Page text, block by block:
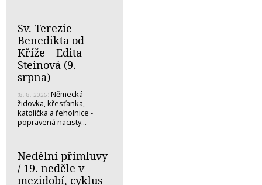
Sv. Terezie
Benedikta od
Kříže – Edita
Steinová (9.
srpna)
(8. 8. 2026) Německá
židovka, křesťanka,
katolička a řeholnice -
popravená nacisty...
Nedělní přímluvy
/ 19. neděle v
mezidobí, cyklus